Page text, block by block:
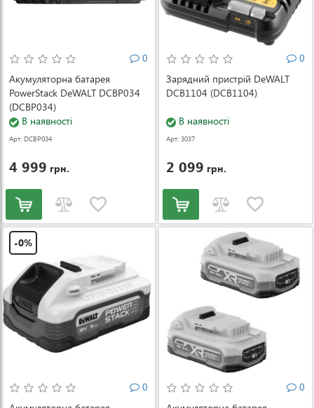
0
Акумуляторна батарея
PowerStack DeWALT DCBP034
(DCBP034)
В наявності
Арт: DCBP034
4 999 грн.
0
Зарядний пристрій DeWALT
DCB1104 (DCB1104)
В наявності
Арт: 3037
2 099 грн.
-0%
0
0